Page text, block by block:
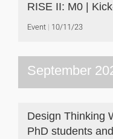
RISE II: M0 |
Event 10/11/23
September
Design Thinking
PhD students